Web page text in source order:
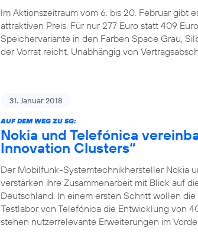
Im Aktionszeitraum vom 6. bis 20. Februar gibt
attraktiven Preis. Für nur 277 Euro statt 409
Speichervariante in den Farben Space Grau,
der Vorrat reicht. Unabhängig von
31. Januar 2018
AUF DEM WEG ZU 5G:
Nokia und Telefónica
Innovation Clusters“
Der Mobilfunk-Systemtechnikhersteller Nokia
verstärken ihre Zusammenarbeit mit Blick auf
Deutschland. In einem ersten Schritt wollen
Testlabor von Telefónica die Entwicklung von
stehen nutzerrelevante Erweiterungen im